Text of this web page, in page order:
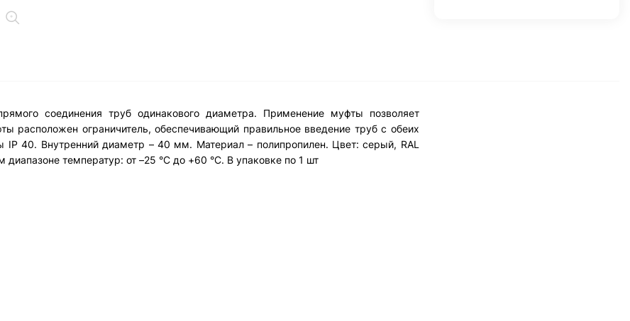
соединения труб одинакового диаметра. Применение муфты позволяет
расположен ограничитель, обеспечивающий правильное введение труб с обеих
IP 40. Внутренний диаметр – 40 мм. Материал – полипропилен. Цвет: серый, RAL
температур: от –25 °С до +60 °С. В упаковке по 1 шт